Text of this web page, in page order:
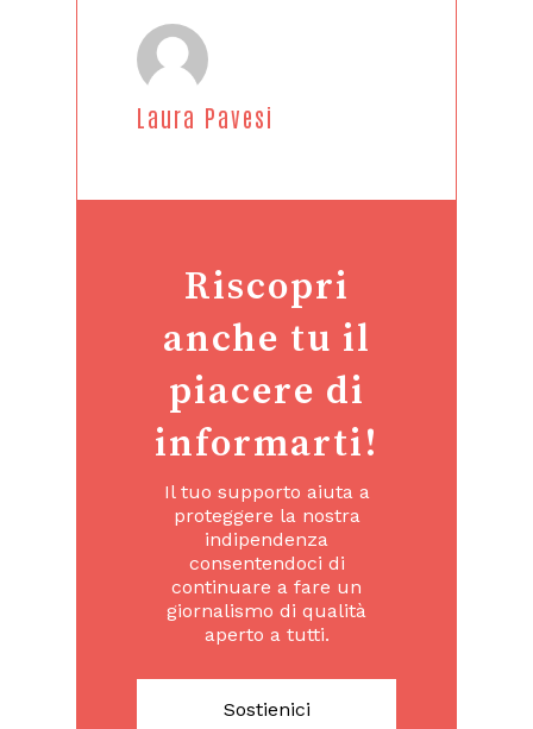
Laura Pavesi
Riscopri
anche tu il
piacere di
informarti!
Il tuo supporto aiuta a
proteggere la nostra
indipendenza
consentendoci di
continuare a fare un
giornalismo di qualità
aperto a tutti.
Sostienici